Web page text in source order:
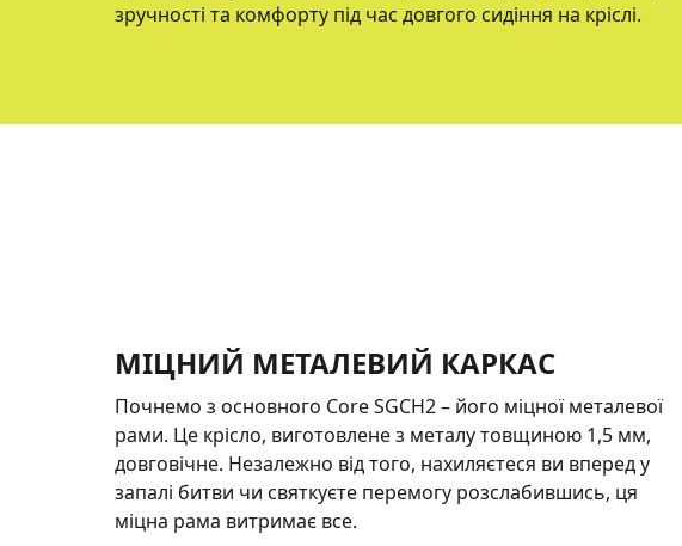
зручності та комфорту під час довгого сидіння на кріслі.
МІЦНИЙ МЕТАЛЕВИЙ КАРКАС
Почнемо з основного Core SGCH2 – його міцної металевої
рами. Це крісло, виготовлене з металу товщиною 1,5 мм,
довговічне. Незалежно від того, нахиляєтеся ви вперед у
запалі битви чи святкуєте перемогу розслабившись, ця
міцна рама витримає все.